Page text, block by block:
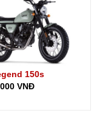
150s
VNĐ